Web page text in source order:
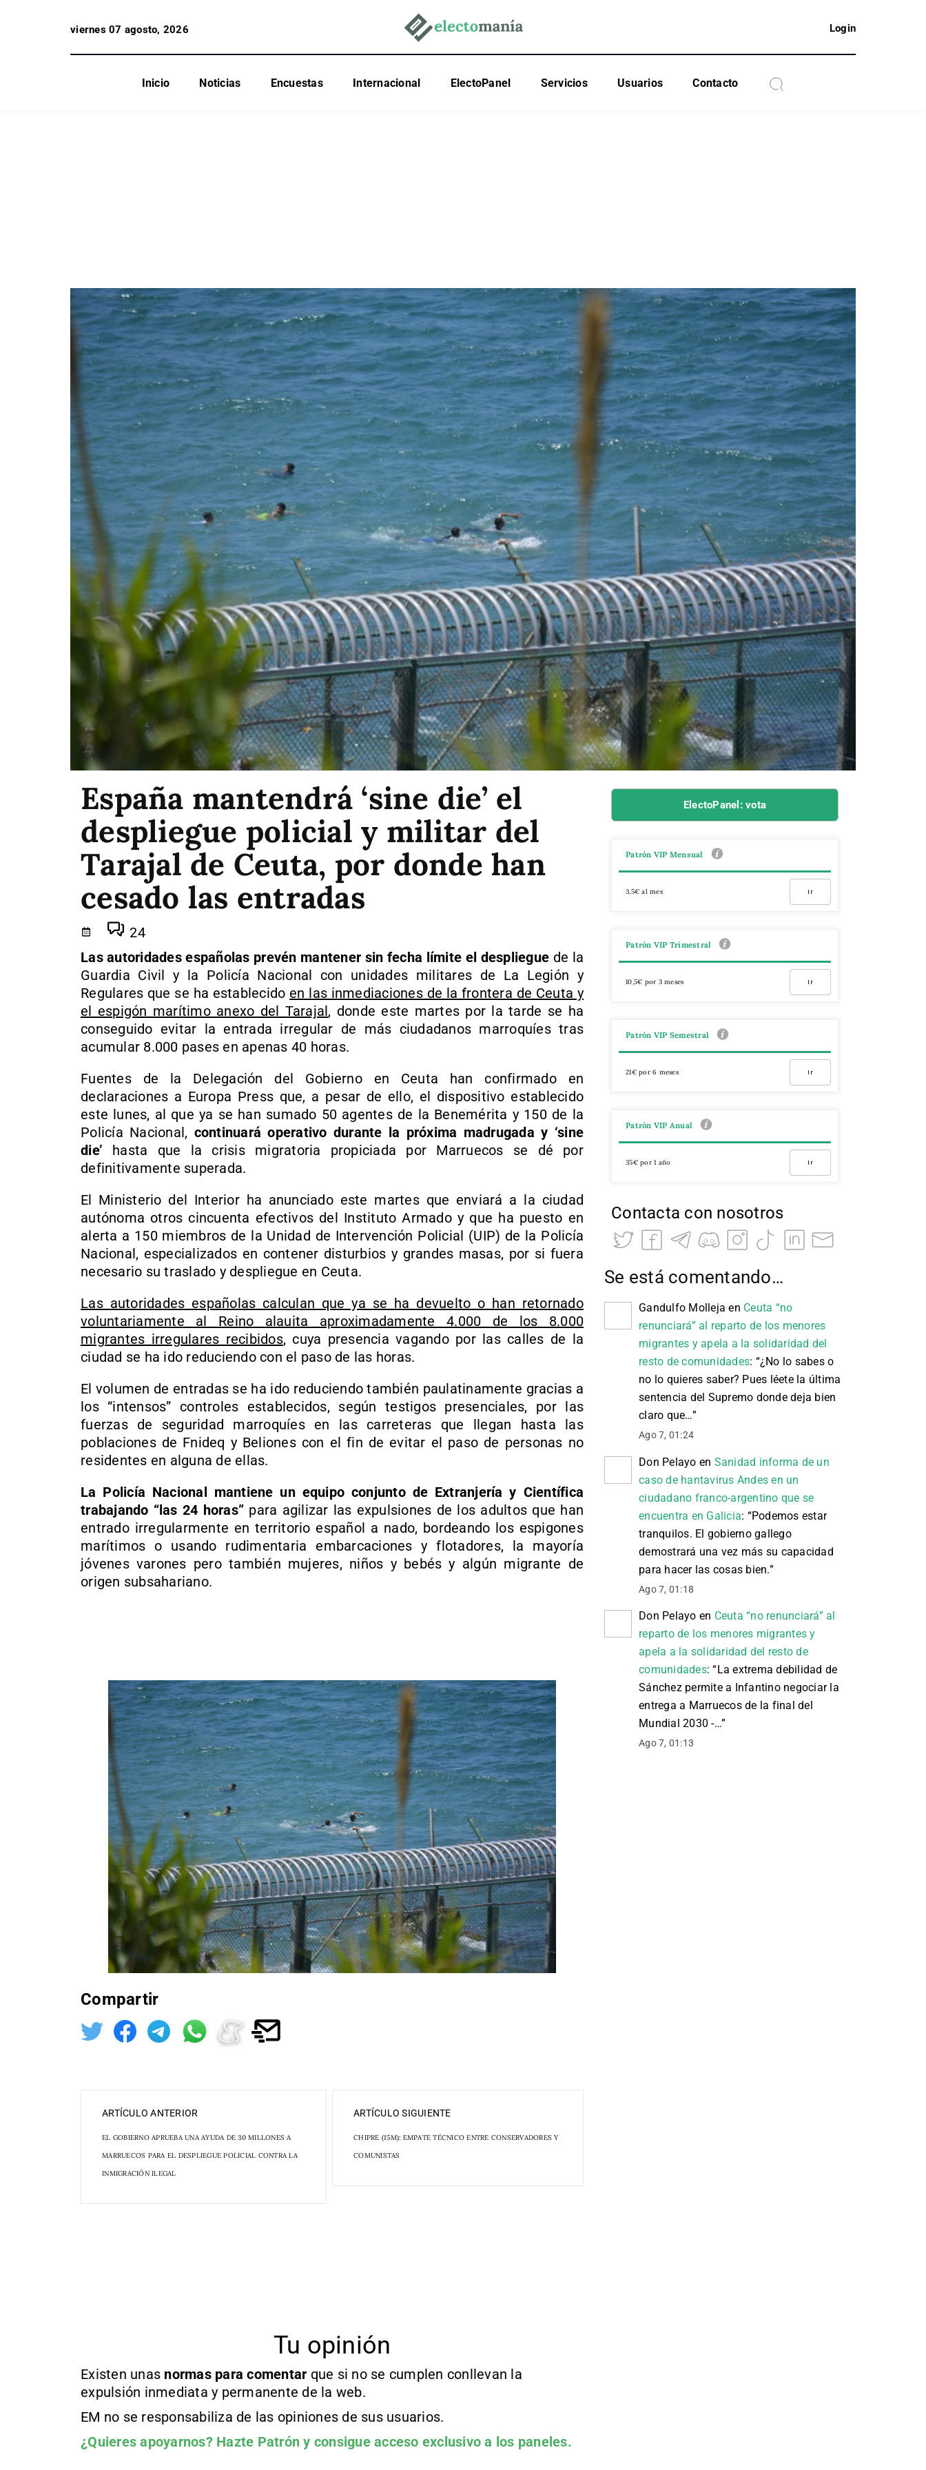
viernes 07 agosto, 2026 Login
Inicio Noticias Encuestas Internacional ElectoPanel Servicios Usuarios Contacto
España mantendrá ‘sine die’ el
despliegue policial y militar del
Tarajal de Ceuta, por donde han
cesado las entradas
24
Las autoridades españolas prevén mantener sin fecha límite el despliegue de la
Guardia Civil y la Policía Nacional con unidades militares de La Legión y
Regulares que se ha establecido en las inmediaciones de la frontera de Ceuta y
el espigón marítimo anexo del Tarajal, donde este martes por la tarde se ha
conseguido evitar la entrada irregular de más ciudadanos marroquíes tras
acumular 8.000 pases en apenas 40 horas.
Fuentes de la Delegación del Gobierno en Ceuta han confirmado en
declaraciones a Europa Press que, a pesar de ello, el dispositivo establecido
este lunes, al que ya se han sumado 50 agentes de la Benemérita y 150 de la
Policía Nacional, continuará operativo durante la próxima madrugada y ‘sine
die’ hasta que la crisis migratoria propiciada por Marruecos se dé por
definitivamente superada.
El Ministerio del Interior ha anunciado este martes que enviará a la ciudad
autónoma otros cincuenta efectivos del Instituto Armado y que ha puesto en
alerta a 150 miembros de la Unidad de Intervención Policial (UIP) de la Policía
Nacional, especializados en contener disturbios y grandes masas, por si fuera
necesario su traslado y despliegue en Ceuta.
Las autoridades españolas calculan que ya se ha devuelto o han retornado
voluntariamente al Reino alauita aproximadamente 4.000 de los 8.000
migrantes irregulares recibidos, cuya presencia vagando por las calles de la
ciudad se ha ido reduciendo con el paso de las horas.
El volumen de entradas se ha ido reduciendo también paulatinamente gracias a
los “intensos” controles establecidos, según testigos presenciales, por las
fuerzas de seguridad marroquíes en las carreteras que llegan hasta las
poblaciones de Fnideq y Beliones con el fin de evitar el paso de personas no
residentes en alguna de ellas.
La Policía Nacional mantiene un equipo conjunto de Extranjería y Científica
trabajando “las 24 horas” para agilizar las expulsiones de los adultos que han
entrado irregularmente en territorio español a nado, bordeando los espigones
marítimos o usando rudimentaria embarcaciones y flotadores, la mayoría
jóvenes varones pero también mujeres, niños y bebés y algún migrante de
origen subsahariano.
Compartir
ARTÍCULO ANTERIOR
EL GOBIERNO APRUEBA UNA AYUDA DE 30 MILLONES A
MARRUECOS PARA EL DESPLIEGUE POLICIAL CONTRA LA
INMIGRACIÓN ILEGAL
ARTÍCULO SIGUIENTE
CHIPRE (15M): EMPATE TÉCNICO ENTRE CONSERVADORES Y
COMUNISTAS
Tu opinión
Existen unas normas para comentar que si no se cumplen conllevan la
expulsión inmediata y permanente de la web.
EM no se responsabiliza de las opiniones de sus usuarios.
¿Quieres apoyarnos? Hazte Patrón y consigue acceso exclusivo a los paneles.
ElectoPanel: vota
Patrón VIP Mensual
3,5€ al mes Ir
Patrón VIP Trimestral
10,5€ por 3 meses Ir
Patrón VIP Semestral
21€ por 6 meses Ir
Patrón VIP Anual
35€ por 1 año Ir
Contacta con nosotros
Se está comentando…
Gandulfo Molleja en Ceuta “no
renunciará” al reparto de los menores
migrantes y apela a la solidaridad del
resto de comunidades: “¿No lo sabes o
no lo quieres saber? Pues léete la última
sentencia del Supremo donde deja bien
claro que…”
Ago 7, 01:24
Don Pelayo en Sanidad informa de un
caso de hantavirus Andes en un
ciudadano franco-argentino que se
encuentra en Galicia: “Podemos estar
tranquilos. El gobierno gallego
demostrará una vez más su capacidad
para hacer las cosas bien.”
Ago 7, 01:18
Don Pelayo en Ceuta “no renunciará” al
reparto de los menores migrantes y
apela a la solidaridad del resto de
comunidades: “La extrema debilidad de
Sánchez permite a Infantino negociar la
entrega a Marruecos de la final del
Mundial 2030 -…”
Ago 7, 01:13